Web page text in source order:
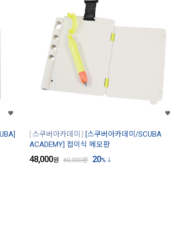
스쿠버아카데미
[스쿠버아카데미/SCUBA
ACADEMY] 접이식 메모판
48,000원 60,000원 20%